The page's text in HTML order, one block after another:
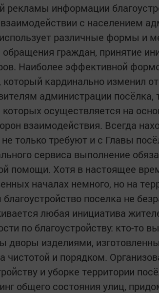
рекламы информации
с населением
различные формы и
граждан, принятие
Наиболее эффективной
который кардинально изменил
администрации
осуществляется на
взаимодействия. Всегда
только требуют и с Главы
сервиса выполнение
помощи. Хотя в настоящее
началах немного, но на
поселка не
любая инициатива
по благоустройству: кто-то
дворы изделиями,
чистотой и порядком.
и уборке территории
общего состояния улиц,